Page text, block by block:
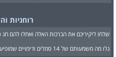
רוחניות
שלחו ליקיריכם את הברכות האלה ואחלו להם
גלו מה משמעותם של 14 סמלים ודימויים שמופיעים בחלומות שלכם